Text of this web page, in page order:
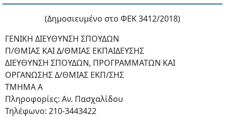
(Δημοσιευμένο στο ΦΕΚ 3412/2018)
ΓΕΝΙΚΗ ΔΙΕΥΘΥΝΣΗ ΣΠΟΥΔΩΝ
Π/ΘΜΙΑΣ ΚΑΙ Δ/ΘΜΙΑΣ ΕΚΠΑΙΔΕΥΣΗΣ
ΔΙΕΥΘΥΝΣΗ ΣΠΟΥΔΩΝ, ΠΡΟΓΡΑΜΜΑΤΩΝ ΚΑΙ
ΟΡΓΑΝΩΣΗΣ Δ/ΘΜΙΑΣ ΕΚΠ/ΣΗΣ
ΤΜΗΜΑ Α
Πληροφορίες: Αν. Πασχαλίδου
Τηλέφωνο: 210-3443422